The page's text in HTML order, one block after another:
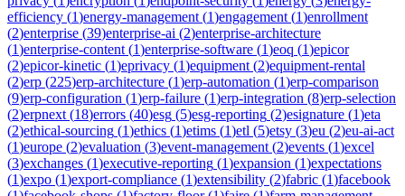
efficiency (1)energy-management (1)engagement (1)enrollment
(2)enterprise (39)enterprise-ai (2)enterprise-architecture
(1)enterprise-content (1)enterprise-software (1)eoq (1)epicor
(2)epicor-kinetic (1)eprivacy (1)equipment (2)equipment-rental
(2)erp (225)erp-architecture (1)erp-automation (1)erp-comparison
(9)erp-configuration (1)erp-failure (1)erp-integration (8)erp-selection
(2)erpnext (18)errors (40)esg (5)esg-reporting (2)esignature (1)eta
(2)ethical-sourcing (1)ethics (1)etims (1)etl (5)etsy (3)eu (2)eu-ai-act
(1)europe (2)evaluation (3)event-management (2)events (1)excel
(3)exchanges (1)executive-reporting (1)expansion (1)expectations
(1)expo (1)export-compliance (1)extensibility (2)fabric (1)facebook